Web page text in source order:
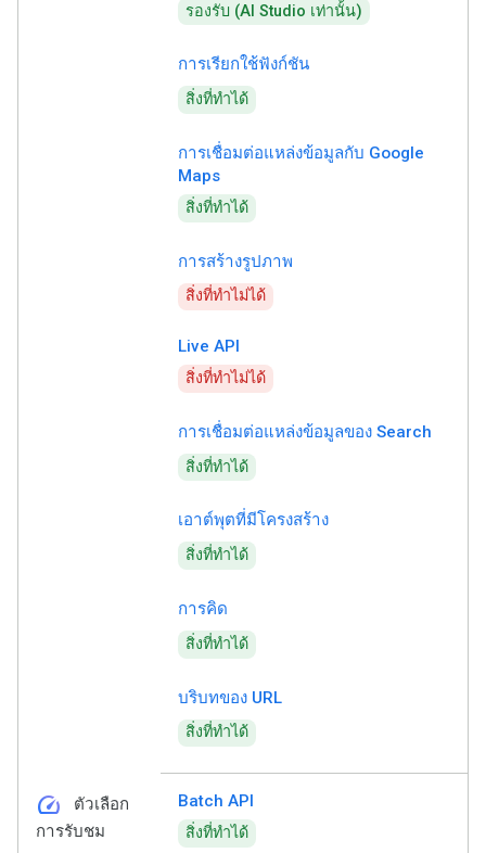
รองรับ (AI Studio เท่านั้น)
การเรียกใช้ฟังก์ชัน
สิ่งที่ทำได้
การเชื่อมต่อแหล่งข้อมูลกับ Google
Maps
สิ่งที่ทำได้
การสร้างรูปภาพ
สิ่งที่ทำไม่ได้
Live API
สิ่งที่ทำไม่ได้
การเชื่อมต่อแหล่งข้อมูลของ Search
สิ่งที่ทำได้
เอาต์พุตที่มีโครงสร้าง
สิ่งที่ทำได้
การคิด
สิ่งที่ทำได้
บริบทของ URL
สิ่งที่ทำได้
speed
ตัวเลือก
การรับชม
Batch API
สิ่งที่ทำได้